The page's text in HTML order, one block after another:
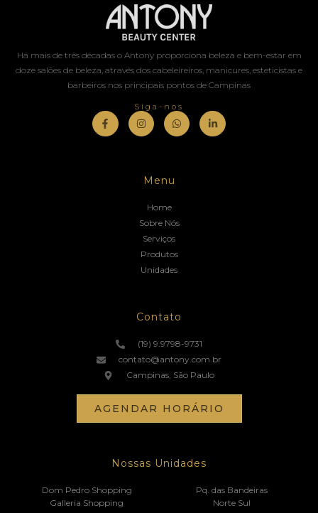
Há mais de três décadas o Antony proporciona beleza e bem-estar em
doze salões de beleza, através dos cabeleireiros, manicures, esteticistas e
barbeiros nos principais pontos de Campinas
Siga-nos
Menu
Home
Sobre Nós
Serviços
Produtos
Unidades
Contato
(19) 9.9798-9731
contato@antony.com.br
Campinas, São Paulo
AGENDAR HORÁRIO
Nossas Unidades
Dom Pedro Shopping
Galleria Shopping
Pq. das Bandeiras
Norte Sul